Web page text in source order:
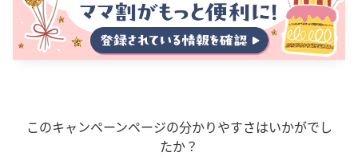
このキャンペーンページの分かりやすさはいかがでし
たか？